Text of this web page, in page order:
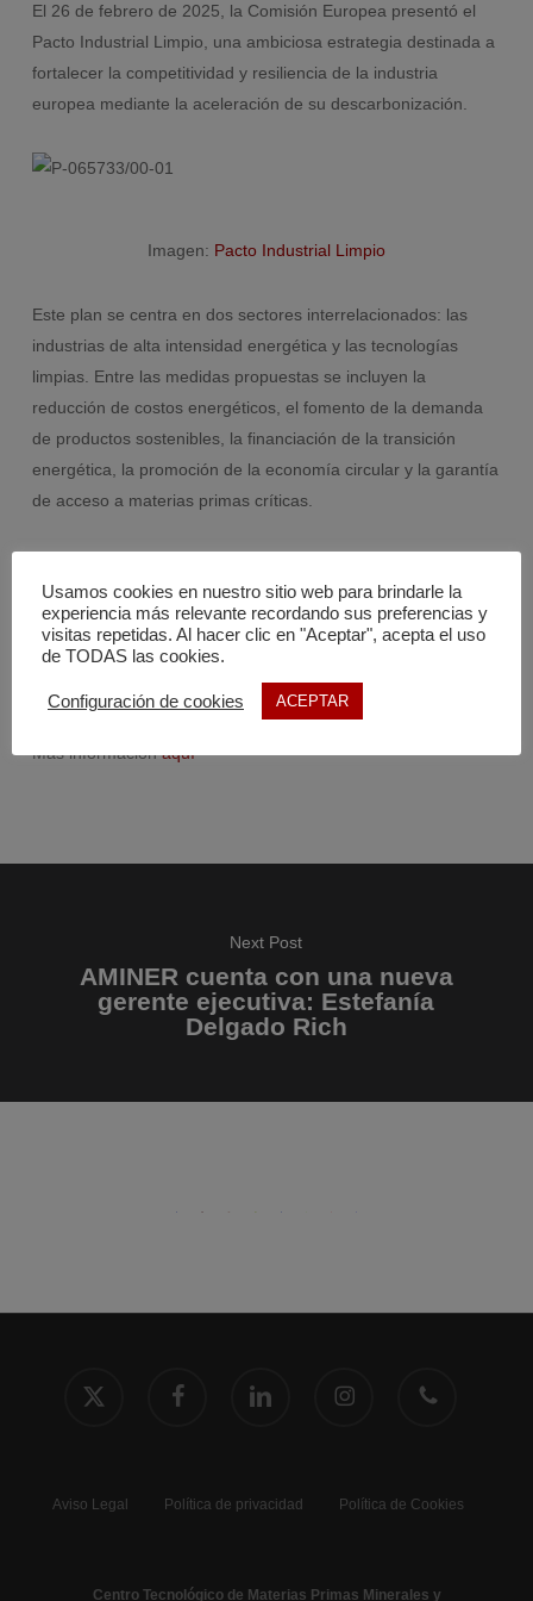
El 26 de febrero de 2025, la Comisión Europea presentó el
Pacto Industrial Limpio, una ambiciosa estrategia destinada a
fortalecer la competitividad y resiliencia de la industria
europea mediante la aceleración de su descarbonización.
Imagen: Pacto Industrial Limpio
Este plan se centra en dos sectores interrelacionados: las
industrias de alta intensidad energética y las tecnologías
limpias. Entre las medidas propuestas se incluyen la
reducción de costos energéticos, el fomento de la demanda
de productos sostenibles, la financiación de la transición
energética, la promoción de la economía circular y la garantía
de acceso a materias primas críticas.
eliminar las barreras que enfrentan las empresas europeas,
como los altos precios de la energía y la burocracia excesiva,
para posicionar la descarbonización como un motor de
crecimiento industrial en Europa.
Más informaciónaquí
Next Post
AMINER cuenta con una nueva
gerente ejecutiva: Estefanía
Delgado Rich
twitter
Aviso Legal Política de privacidad Política de Cookies
Centro Tecnológico de Materias Primas Minerales y
Usamos cookies en nuestro sitio web para brindarle la
experiencia más relevante recordando sus preferencias y
visitas repetidas. Al hacer clic en "Aceptar", acepta el uso
de TODAS las cookies.
Configuración de cookies ACEPTAR